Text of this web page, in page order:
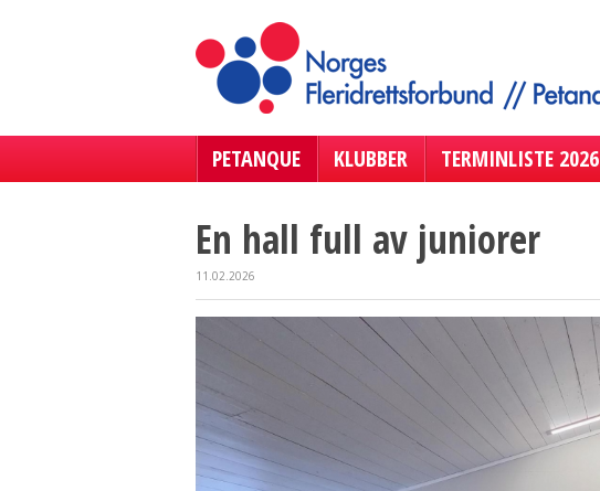
PETANQUE KLUBBER TERMINLISTE 2026
En hall full av juniorer
11.02.2026